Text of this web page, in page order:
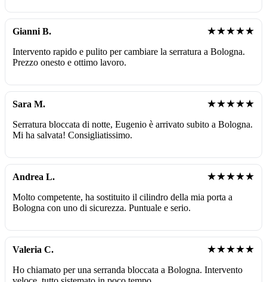
Gianni B. ★★★★★
Intervento rapido e pulito per cambiare la serratura a Bologna.
Prezzo onesto e ottimo lavoro.
Sara M. ★★★★★
Serratura bloccata di notte, Eugenio è arrivato subito a Bologna.
Mi ha salvata! Consigliatissimo.
Andrea L. ★★★★★
Molto competente, ha sostituito il cilindro della mia porta a
Bologna con uno di sicurezza. Puntuale e serio.
Valeria C. ★★★★★
Ho chiamato per una serranda bloccata a Bologna. Intervento